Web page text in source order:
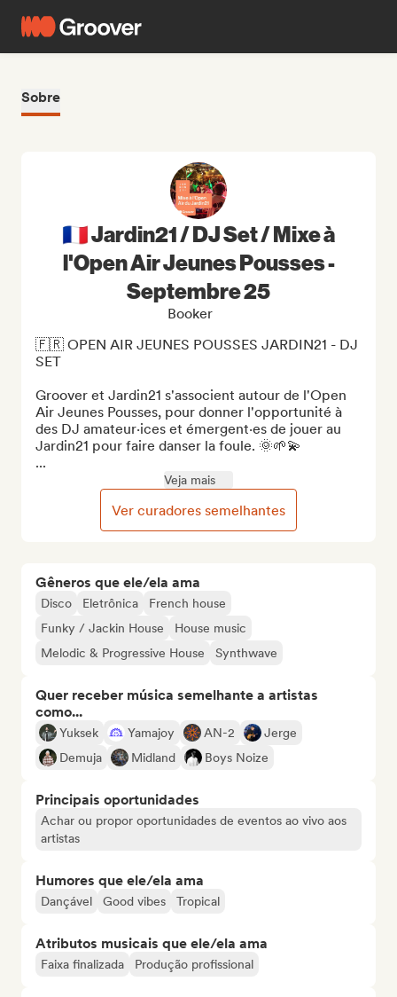
Sobre
Gêneros que ele/ela ama
Disco Eletrônica
French house
Funky / Jackin House
House music
Melodic & Progressive House
Synthwave
Quer receber música semelhante a artistas
como...
Yuksek Yamajoy AN-2
Jerge
Demuja
Midland Boys Noize
Principais oportunidades
Achar ou propor oportunidades de eventos ao vivo aos
artistas
Humores que ele/ela ama
Dançável Good vibes Tropical
Atributos musicais que ele/ela ama
Faixa finalizada Produção profissional
🇫🇷 Jardin21 / DJ Set / Mixe à
l'Open Air Jeunes Pousses -
Septembre 25
Booker
🇫🇷 OPEN AIR JEUNES POUSSES JARDIN21 - DJ
SET
Groover et Jardin21 s'associent autour de l'Open
Air Jeunes Pousses, pour donner l'opportunité à
des DJ amateur·ices et émergent·es de jouer au
Jardin21 pour faire danser la foule. 🌞🌱💫
...
Veja mais
Ver curadores semelhantes